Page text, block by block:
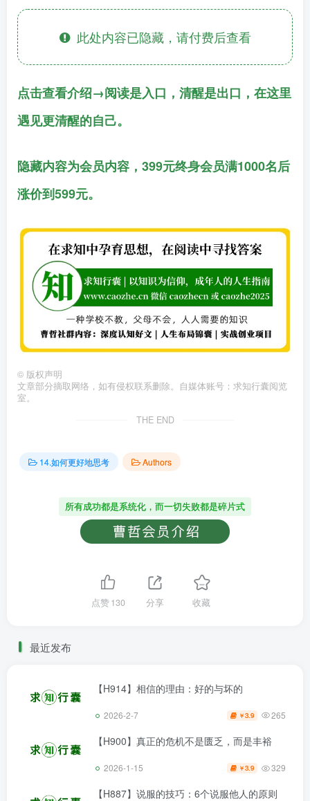
此处内容已隐藏，请付费后查看
点击查看介绍→阅读是入口，清醒是出口，在这里
遇见更清醒的自己。
隐藏内容为会员内容，399元终身会员满1000名后
涨价到599元。
© 版权声明
文章部分摘取网络，如有侵权联系删除。自媒体账号：求知行囊阅览
室。
THE END
14.如何更好地思考 Authors
所有成功都是系统化，而一切失败都是碎片式
点赞130 分享 收藏
最近发布
【H914】相信的理由：好的与坏的
2026-2-7 ￥3.9 265
【H900】真正的危机不是匮乏，而是丰裕
2026-1-15 ￥3.9 329
【H887】说服的技巧：6个说服他人的原则